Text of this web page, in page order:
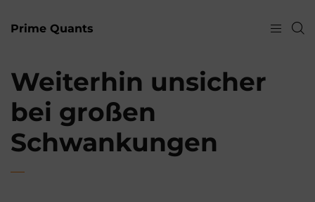
Prime Quants
Weiterhin unsicher
bei großen
Schwankungen